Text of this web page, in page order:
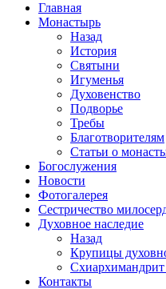
Главная
Монастырь
Назад
История
Святыни
Игуменья
Духовенство
Подворье
Требы
Благотворителям
Статьи о
Богослужения
Новости
Фотогалерея
Сестричество
Духовное наследие
Назад
Крупицы
Контакты